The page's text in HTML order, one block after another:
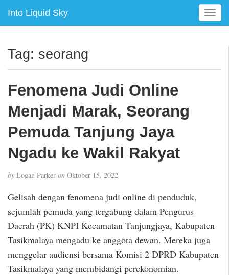
Into Liquid Sky
T
o
e
Tag: seorang
Fenomena Judi Online
Menjadi Marak, Seorang
Pemuda Tanjung Jaya
Ngadu ke Wakil Rakyat
by Logan Parker on Oktober 15, 2022
Gelisah dengan fenomena judi online di penduduk,
sejumlah pemuda yang tergabung dalam Pengurus
Daerah (PK) KNPI Kecamatan Tanjungjaya, Kabupaten
Tasikmalaya mengadu ke anggota dewan. Mereka juga
menggelar audiensi bersama Komisi 2 DPRD Kabupaten
Tasikmalaya yang membidangi perekonomian.